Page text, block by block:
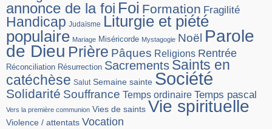
annonce de la foi Foi Formation Fragilité
Handicap Judaïsme Liturgie et piété
populaire Mariage Miséricorde Mystagogie Noël Parole
de Dieu Prière Pâques Religions Rentrée
Réconciliation Résurrection Sacrements Saints en
catéchèse Salut Semaine sainte Société
Solidarité Souffrance Temps ordinaire Temps pascal
Vers la première communion Vies de saints Vie spirituelle
Violence / attentats Vocation